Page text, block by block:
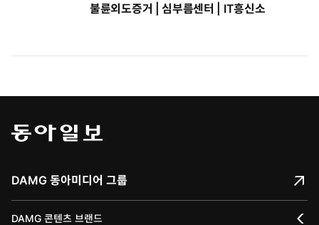
불륜외도증거 | 심부름센터 | IT흥신소
DAMG 동아미디어 그룹
DAMG 콘텐츠 브랜드